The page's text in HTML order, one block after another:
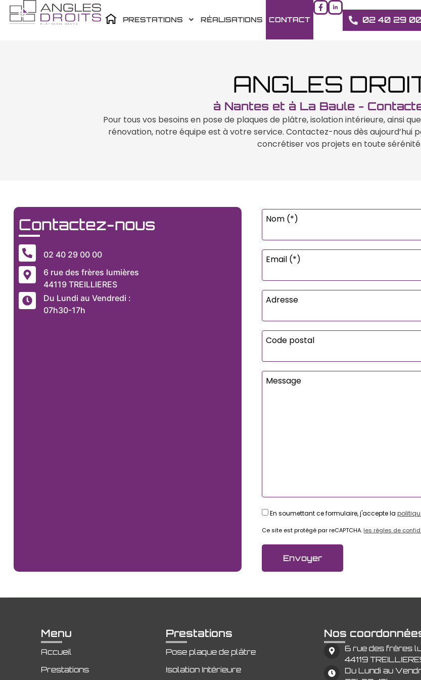
PRESTATIONS RÉALISATIONS CONTACT 02 40 29
ANGLES
à Nantes et à La Baule -
Pour tous vos besoins en pose de plaques de plâtre, isolation intérieure, ainsi
rénovation, notre équipe est à votre service. Contactez-nous dès
concrétiser vos projets en toute sérénité.
Contactez-nous
02 40 29 00 00
6 rue des frères lumières
44119 TREILLIERES
Du Lundi au Vendredi :
07h30-17h
Nom (*)
Email (*)
Adresse
Code postal
Message
En soumettant ce formulaire, j'accepte la
Ce site est protégé par reCAPTCHA. les règles de
Menu
Accueil
Prestations
Prestations
Pose plaque de plâtre
Isolation Intérieure
Nos
6 rue des frères
44119
Du Lundi au